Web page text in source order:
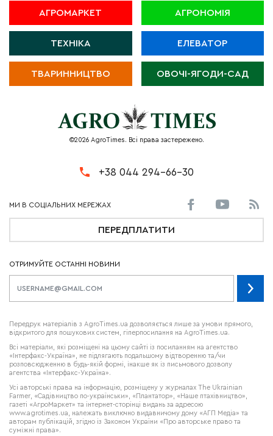
АГРОМАРКЕТ АГРОНОМІЯ
ТЕХНІКА ЕЛЕВАТОР
ТВАРИННИЦТВО ОВОЧІ-ЯГОДИ-САД
©2026 AgroTimes. Всі права застережено.
+38 044 294-66-30
ПЕРЕДПЛАТИТИ
ОТРИМУЙТЕ ОСТАННІ НОВИНИ
Передрук матеріалів з AgroTimes.ua дозволяється лише за умови прямого,
відкритого для пошукових систем, гіперпосилання на AgroTimes.ua.
Всі матеріали, які розміщені на цьому сайті із посиланням на агентство
«Інтерфакс-Україна», не підлягають подальшому відтворенню та/чи
розповсюдженню в будь-якій формі, інакше як із письмового дозволу
агентства «Інтерфакс-Україна».
Усі авторські права на інформацію, розміщену у журналах The Ukrainian
Farmer, «Садівництво по-українськи», «Плантатор», «Наше птахівництво»,
газеті «АгроМаркет» та інтернет-сторінці видань за адресою
www.agrotimes.ua, належать виключно видавничому дому «АГП Медіа» та
авторам публікацій, згідно із Законом України «Про авторське право та
суміжні права».